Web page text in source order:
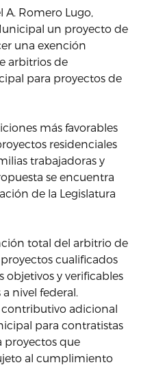
A. Romero Lugo,
un proyecto de
una exención
arbitrios de
para proyectos de
más favorables
residenciales
trabajadoras y
se encuentra
de la Legislatura
total del arbitrio de
cualificados
y verificables
nivel federal.
contributivo adicional
para contratistas
proyectos que
al cumplimiento